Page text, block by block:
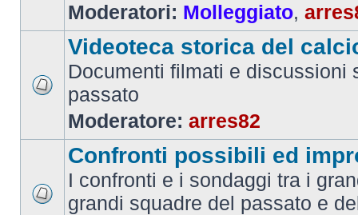
Moderatori: Molleggiato,
Videoteca storica del
Documenti filmati e discussioni
passato
Moderatore: arres82
Confronti possibili ed
I confronti e i sondaggi tra i
grandi squadre del passato e